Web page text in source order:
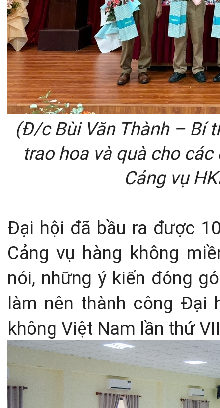
(Đ/c Bùi Văn Thành – Bí
trao hoa và quà cho
Cảng vụ
Đại hội đã bầu ra được
Cảng vụ hàng không
nói, những ý kiến đóng
làm nên thành công Đại
không Việt Nam lần thứ